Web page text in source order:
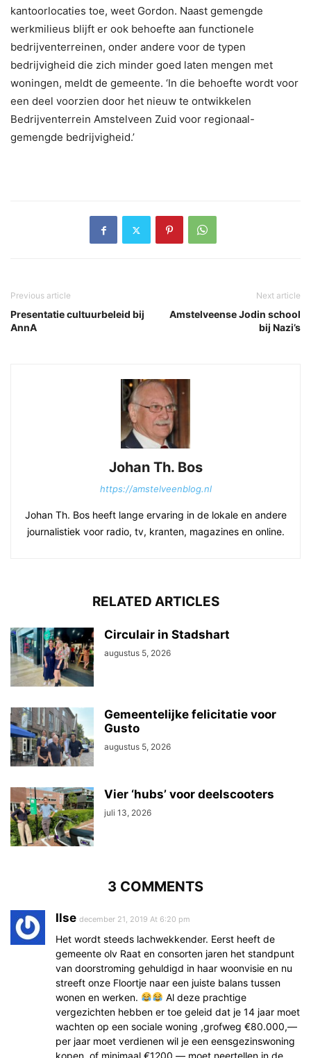
kantoorlocaties toe, weet Gordon. Naast gemengde
werkmilieus blijft er ook behoefte aan functionele
bedrijventerreinen, onder andere voor de typen
bedrijvigheid die zich minder goed laten mengen met
woningen, meldt de gemeente. ‘In die behoefte wordt voor
een deel voorzien door het nieuw te ontwikkelen
Bedrijventerrein Amstelveen Zuid voor regionaal-
gemengde bedrijvigheid.’
Previous article
Presentatie cultuurbeleid bij
AnnA
Next article
Amstelveense Jodin school
bij Nazi’s
Johan Th. Bos
https://amstelveenblog.nl
Johan Th. Bos heeft lange ervaring in de lokale en andere
journalistiek voor radio, tv, kranten, magazines en online.
RELATED ARTICLES
Circulair in Stadshart
augustus 5, 2026
Gemeentelijke felicitatie voor
Gusto
augustus 5, 2026
Vier ‘hubs’ voor deelscooters
juli 13, 2026
3 COMMENTS
Ilse december 21, 2019 At 6:20 pm
Het wordt steeds lachwekkender. Eerst heeft de
gemeente olv Raat en consorten jaren het standpunt
van doorstroming gehuldigd in haar woonvisie en nu
streeft onze Floortje naar een juiste balans tussen
wonen en werken.
Al deze prachtige
vergezichten hebben er toe geleid dat je 14 jaar moet
wachten op een sociale woning ,grofweg €80.000,—
per jaar moet verdienen wil je een eensgezinswoning
kopen, of minimaal €1200,— moet neertellen in de